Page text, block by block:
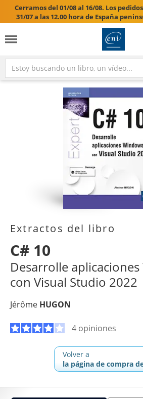
Cerramos del 01/08 al 16/08. Los
31/07 a las 12.00 hora de España
17/08/2026.
Extractos del libro
C# 10
Desarrolle
con Visual Studio 2022
Jérôme HUGON
4 opiniones
Volver a
la página de compra